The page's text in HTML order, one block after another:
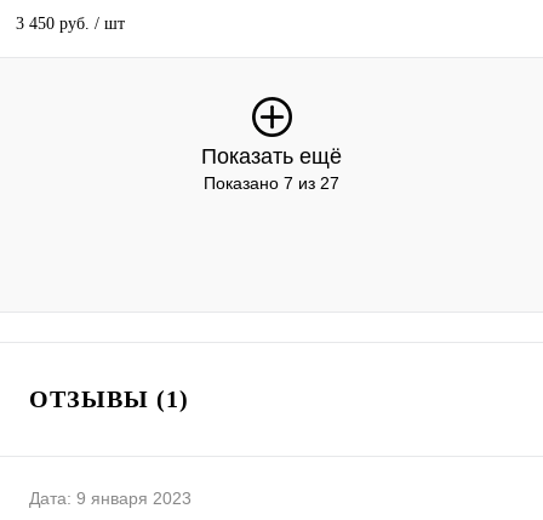
3 450 руб. / шт
Показать ещё
Показано 7 из 27
ОТЗЫВЫ (1)
Дата: 9 января 2023